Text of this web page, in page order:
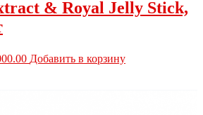
& Royal Jelly Stick,
Добавить в корзину